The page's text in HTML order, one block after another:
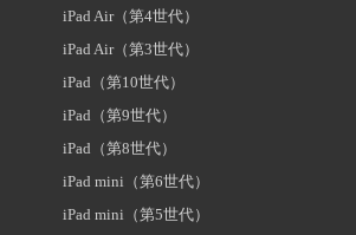
iPad Air（第4世代）
iPad Air（第3世代）
iPad（第10世代）
iPad（第9世代）
iPad（第8世代）
iPad mini（第6世代）
iPad mini（第5世代）